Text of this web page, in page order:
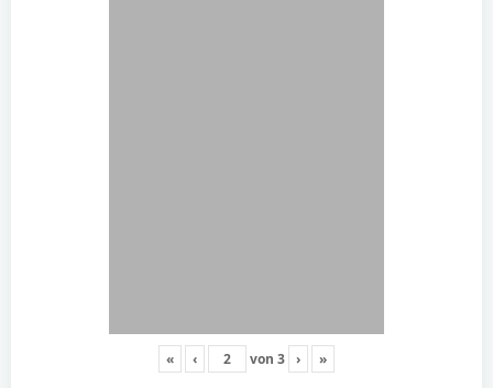
« ‹ von 3 › »